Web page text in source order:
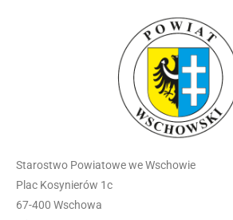
Starostwo Powiatowe we Wschowie
Plac Kosynierów 1c
67-400 Wschowa